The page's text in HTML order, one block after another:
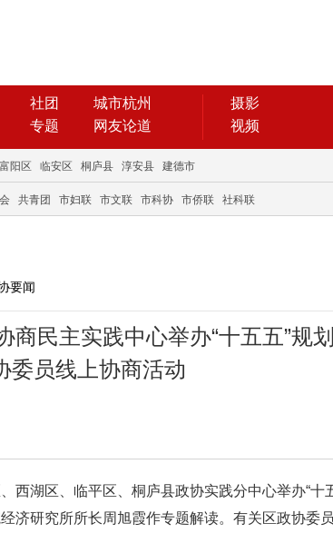
社团
城市杭州
专题 网友论道
摄影
视频
富阳区 临安区 桐庐县 淳安县 建德市
共青团 市妇联 市文联 市科协 市侨联 社科联
要闻
民主实践中心举办“十五五”规
委员线上协商活动
西湖区、临平区、桐庐县政协实践分中心举办“十
济研究所所长周旭霞作专题解读。有关区政协委